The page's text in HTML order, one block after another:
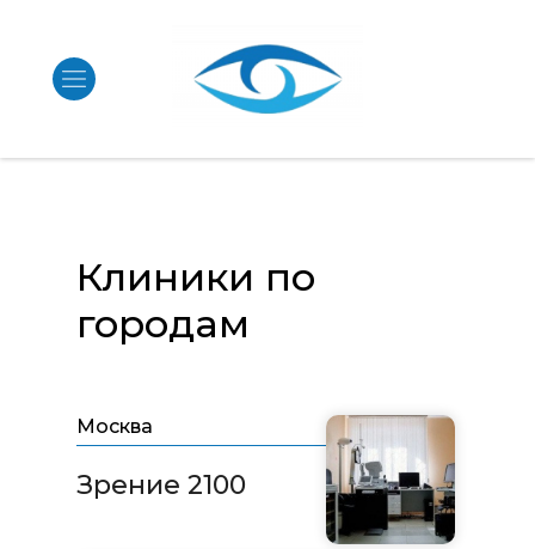
Клиники по
городам
Москва
Зрение 2100